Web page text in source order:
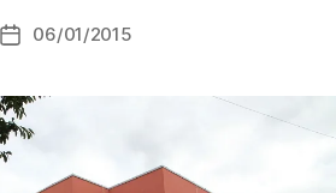
Autor
příspěvku
a
Datum
06/01/2015